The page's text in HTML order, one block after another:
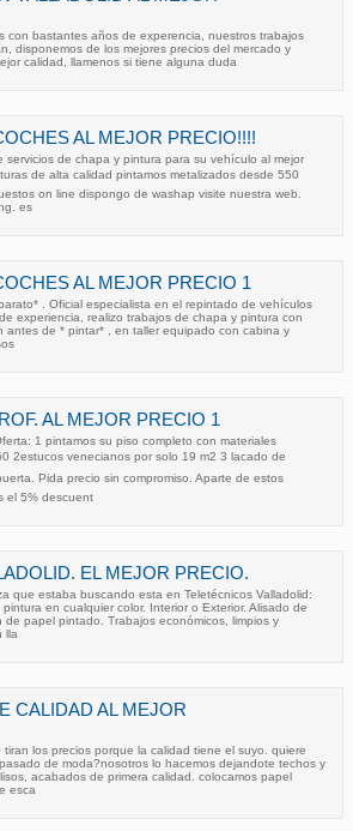
con bastantes años de experencia, nuestros trabajos
disponemos de los mejores precios del mercado y
calidad, llamenos si tiene alguna duda
AL MEJOR PRECIO!!!!
servicios de chapa y pintura para su vehículo al mejor
de alta calidad pintamos metalizados desde 550 
on line dispongo de washap visite nuestra web.
es
AL MEJOR PRECIO 1
. Oficial especialista en el repintado de vehículos
experiencia, realizo trabajos de chapa y pintura con
antes de * pintar* , en taller equipado con cabina y
AL MEJOR PRECIO 1
1 pintamos su piso completo con materiales
2estucos venecianos por solo 19 m2 3 lacado de
Pida precio sin compromiso. Aparte de estos
el 5% descuent
EL MEJOR PRECIO.
que estaba buscando esta en Teletécnicos Valladolid:
en cualquier color. Interior o Exterior. Alisado de
de papel pintado. Trabajos económicos, limpios y
lla
CALIDAD AL MEJOR
los precios porque la calidad tiene el suyo. quiere
de moda?nosotros lo hacemos dejandote techos y
acabados de primera calidad. colocamos papel
esca